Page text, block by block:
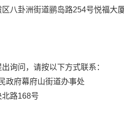
八卦洲街道鹂岛路254号悦福大
询问，请按以下方式联系：
政府幕府山街道办事处
路168号